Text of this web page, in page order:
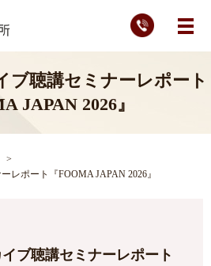
メ
ブ聴講セミナーレポート
JAPAN 2026』
レポート『FOOMA JAPAN 2026』
ブ聴講セミナーレポート